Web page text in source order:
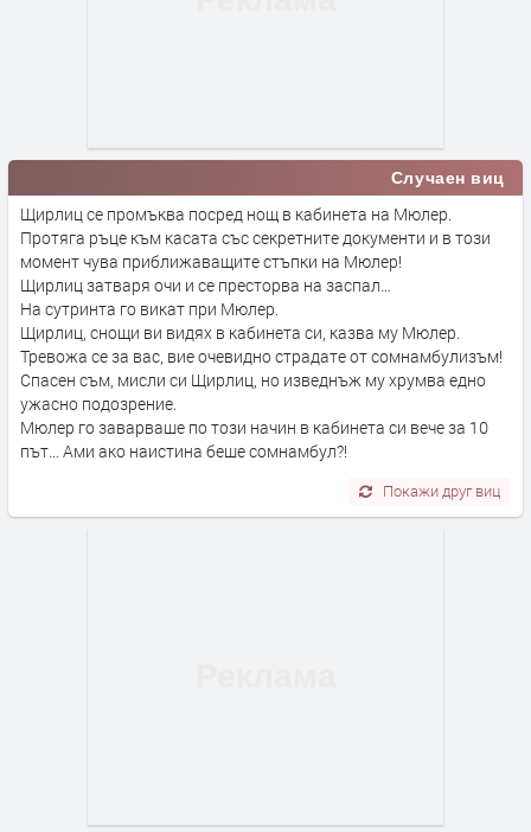
Случаен виц
Щирлиц се промъква посред нощ в кабинета на Мюлер.
Протяга ръце към касата със секретните документи и в този
момент чува приближаващите стъпки на Мюлер!
Щирлиц затваря очи и се престорва на заспал…
На сутринта го викат при Мюлер.
Щирлиц, снощи ви видях в кабинета си, казва му Мюлер.
Тревожа се за вас, вие очевидно страдате от сомнамбулизъм!
Спасен съм, мисли си Щирлиц, но изведнъж му хрумва едно
ужасно подозрение.
Мюлер го заварваше по този начин в кабинета си вече за 10
път… Ами ако наистина беше сомнамбул?!
Покажи друг виц